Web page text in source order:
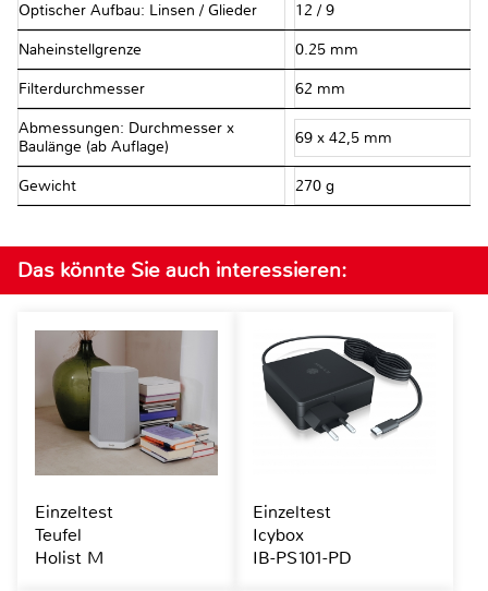
Optischer Aufbau: Linsen / Glieder 12 / 9
Naheinstellgrenze 0.25 mm
Filterdurchmesser 62 mm
Abmessungen: Durchmesser x
Baulänge (ab Auflage)
69 x 42,5 mm
Gewicht 270 g
Das könnte Sie auch interessieren:
Einzeltest
Teufel
Holist M
Einzeltest
Icybox
IB-PS101-PD